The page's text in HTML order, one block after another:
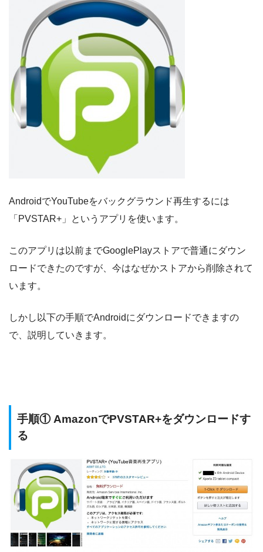
AndroidでYouTubeをバックグラウンド再生するには
「PVSTAR+」というアプリを使います。
このアプリは以前までGooglePlayストアで普通にダウン
ロードできたのですが、今はなぜかストアから削除されて
います。
しかし以下の手順でAndroidにダウンロードできますの
で、説明していきます。
手順① AmazonでPVSTAR+をダウンロードす
る